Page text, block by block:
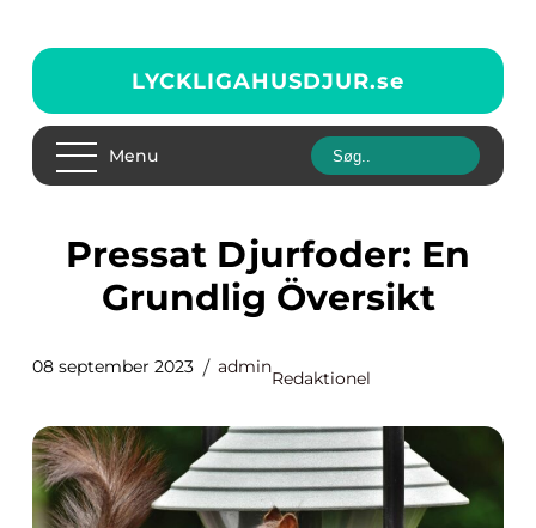
LYCKLIGAHUSDJUR.se
Menu
Pressat Djurfoder: En
Grundlig Översikt
08 september 2023 admin
Redaktionel